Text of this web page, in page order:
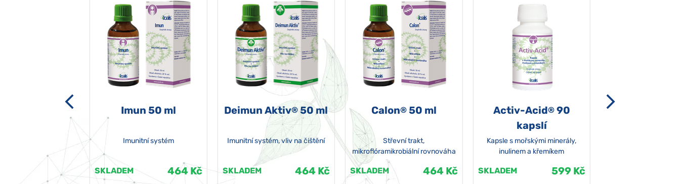
Imun 50 ml
Imunitní systém
SKLADEM 464 Kč
Deimun Aktiv® 50 ml
Imunitní systém, vliv na čištění
SKLADEM 464 Kč
Calon®50 ml
Střevní trakt,
mikroflóramikrobiální rovnováha
SKLADEM 464 Kč
Activ-Acid®90
kapslí
Kapsle s mořskými minerály,
inulinem a křemíkem
SKLADEM 599 Kč